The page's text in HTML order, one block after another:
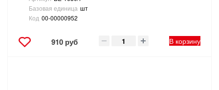
Базовая единица шт
Код 00-00000952
910 руб В корзину